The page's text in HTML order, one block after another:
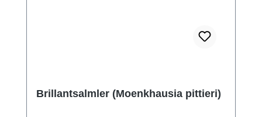
Brillantsalmler (Moenkhausia pittieri)